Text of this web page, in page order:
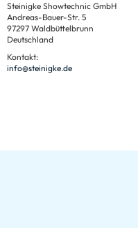
Steinigke Showtechnic GmbH
Andreas-Bauer-Str. 5
97297 Waldbüttelbrunn
Deutschland
Kontakt:
info@steinigke.de